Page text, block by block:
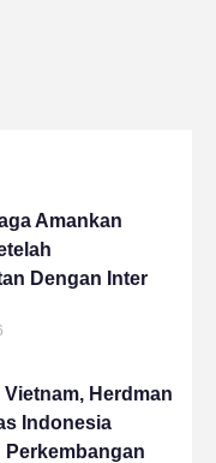
Amankan
Dengan Inter
Vietnam, Herdman
Indonesia